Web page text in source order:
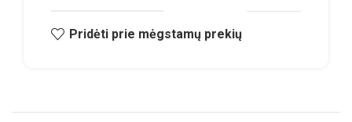
Pridėti prie mėgstamų prekių